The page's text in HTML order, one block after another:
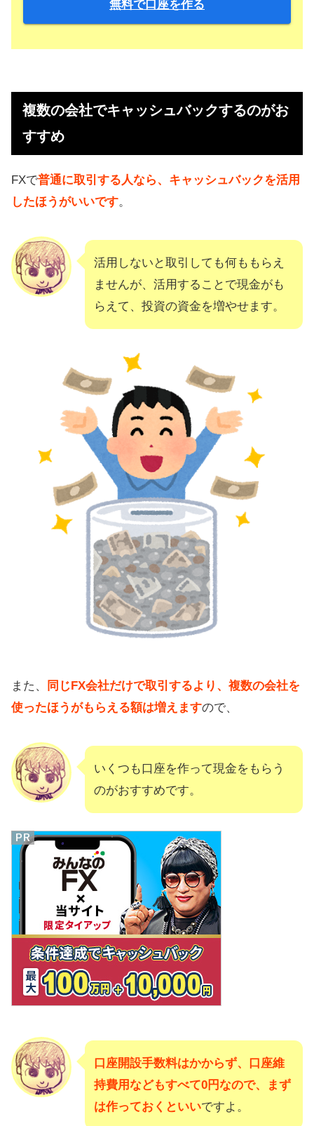
無料で口座を作る
複数の会社でキャッシュバックするのがお
すすめ
FXで普通に取引する人なら、キャッシュバックを活用
したほうがいいです。
活用しないと取引しても何ももらえ
ませんが、活用することで現金がも
らえて、投資の資金を増やせます。
また、
同じFX会社だけで取引するより、複数の会社を
使ったほうがもらえる額は増えますので、
いくつも口座を作って現金をもらう
のがおすすめです。
口座開設手数料はかからず、口座維
持費用などもすべて0円なので、まず
は作っておくといいですよ。